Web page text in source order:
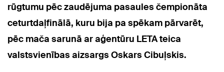
rūgtumu pēc zaudējuma pasaules čempionāta
ceturtdaļfinālā, kuru bija pa spēkam pārvarēt,
pēc mača sarunā ar aģentūru LETA teica
valstsvienības aizsargs Oskars Cibuļskis.